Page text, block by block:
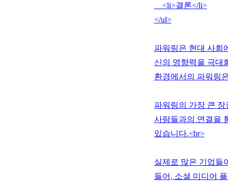
<li>결론</li>
</ul>
파워링은 현대 사회
신의 영향력을 극대
환경에서의 파워링
파워링의 가장 큰
사람들과의 연결을
있습니다.<br>
실제로 많은 기업들
들어, 소셜 미디어